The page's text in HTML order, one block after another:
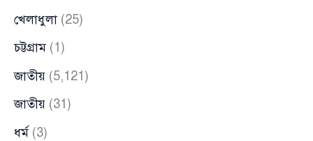
খেলাধুলা (25)
চট্টগ্রাম (1)
জাতীয় (5,121)
জাতীয় (31)
ধর্ম (3)